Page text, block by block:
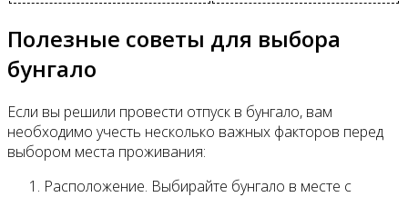
Полезные советы для выбора
бунгало
Если вы решили провести отпуск в бунгало, вам
необходимо учесть несколько важных факторов перед
выбором места проживания:
Расположение. Выбирайте бунгало в месте с